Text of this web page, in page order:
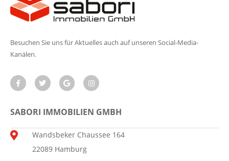
Besuchen Sie uns für Aktuelles auch auf unseren Social-Media-
Kanälen.
SABORI IMMOBILIEN GMBH
Wandsbeker Chaussee 164
22089 Hamburg